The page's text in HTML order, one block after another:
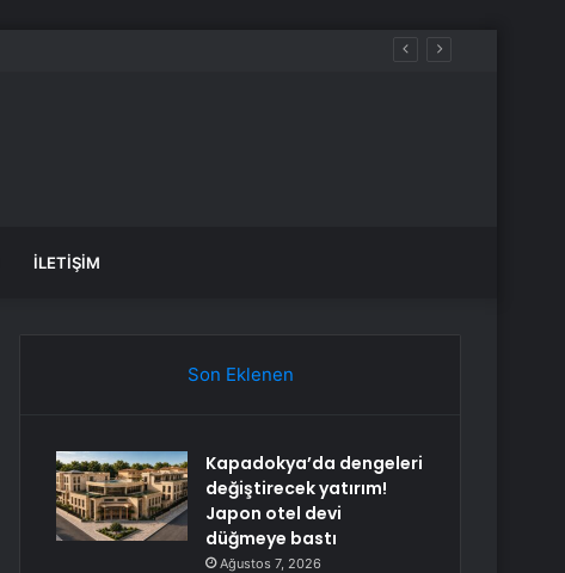
İLETIŞIM
Son Eklenen
Kapadokya’da dengeleri
değiştirecek yatırım!
Japon otel devi
düğmeye bastı
Ağustos 7, 2026